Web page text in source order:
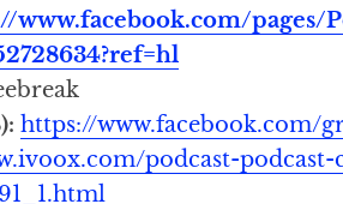
www.facebook.com/pages/
https://www.facebook.com/
podcast-podcast-